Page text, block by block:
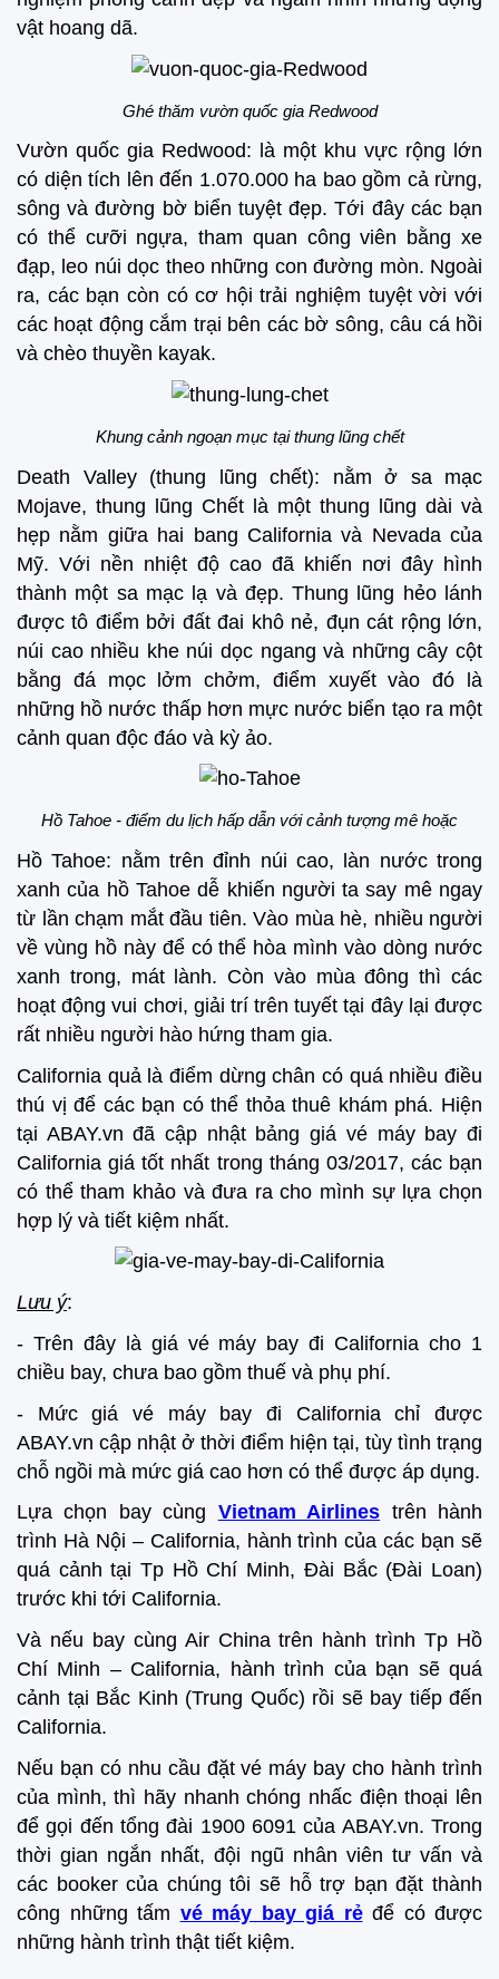
vật hoang dã.
Ghé thăm vườn quốc gia Redwood
Vườn quốc gia Redwood: là một khu vực rộng lớn
có diện tích lên đến 1.070.000 ha bao gồm cả rừng,
sông và đường bờ biển tuyệt đẹp. Tới đây các bạn
có thể cưỡi ngựa, tham quan công viên bằng xe
đạp, leo núi dọc theo những con đường mòn. Ngoài
ra, các bạn còn có cơ hội trải nghiệm tuyệt vời với
các hoạt động cắm trại bên các bờ sông, câu cá hồi
và chèo thuyền kayak.
Khung cảnh ngoạn mục tại thung lũng chết
Death Valley (thung lũng chết): nằm ở sa mạc
Mojave, thung lũng Chết là một thung lũng dài và
hẹp nằm giữa hai bang California và Nevada của
Mỹ. Với nền nhiệt độ cao đã khiến nơi đây hình
thành một sa mạc lạ và đẹp. Thung lũng hẻo lánh
được tô điểm bởi đất đai khô nẻ, đụn cát rộng lớn,
núi cao nhiều khe núi dọc ngang và những cây cột
bằng đá mọc lởm chởm, điểm xuyết vào đó là
những hồ nước thấp hơn mực nước biển tạo ra một
cảnh quan độc đáo và kỳ ảo.
Hồ Tahoe - điểm du lịch hấp dẫn với cảnh tượng mê hoặc
Hồ Tahoe: nằm trên đỉnh núi cao, làn nước trong
xanh của hồ Tahoe dễ khiến người ta say mê ngay
từ lần chạm mắt đầu tiên. Vào mùa hè, nhiều người
về vùng hồ này để có thể hòa mình vào dòng nước
xanh trong, mát lành. Còn vào mùa đông thì các
hoạt động vui chơi, giải trí trên tuyết tại đây lại được
rất nhiều người hào hứng tham gia.
California quả là điểm dừng chân có quá nhiều điều
thú vị để các bạn có thể thỏa thuê khám phá. Hiện
tại ABAY.vn đã cập nhật bảng giá vé máy bay đi
California giá tốt nhất trong tháng 03/2017, các bạn
có thể tham khảo và đưa ra cho mình sự lựa chọn
hợp lý và tiết kiệm nhất.
Lưu ý:
- Trên đây là giá vé máy bay đi California cho 1
chiều bay, chưa bao gồm thuế và phụ phí.
- Mức giá vé máy bay đi California chỉ được
ABAY.vn cập nhật ở thời điểm hiện tại, tùy tình trạng
chỗ ngồi mà mức giá cao hơn có thể được áp dụng.
Lựa chọn bay cùng Vietnam Airlines trên hành
trình Hà Nội – California, hành trình của các bạn sẽ
quá cảnh tại Tp Hồ Chí Minh, Đài Bắc (Đài Loan)
trước khi tới California.
Và nếu bay cùng Air China trên hành trình Tp Hồ
Chí Minh – California, hành trình của bạn sẽ quá
cảnh tại Bắc Kinh (Trung Quốc) rồi sẽ bay tiếp đến
California.
Nếu bạn có nhu cầu đặt vé máy bay cho hành trình
của mình, thì hãy nhanh chóng nhấc điện thoại lên
để gọi đến tổng đài 1900 6091 của ABAY.vn. Trong
thời gian ngắn nhất, đội ngũ nhân viên tư vấn và
các booker của chúng tôi sẽ hỗ trợ bạn đặt thành
công những tấm vé máy bay giá rẻđể có được
những hành trình thật tiết kiệm.